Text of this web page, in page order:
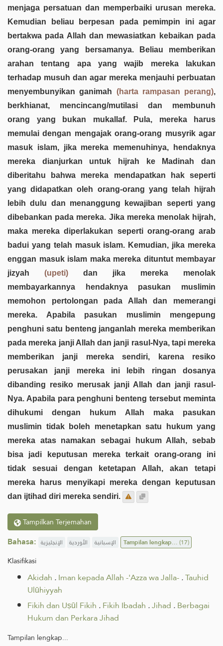
menjaga persatuan dan memperbaiki urusan mereka.
Kemudian beliau berpesan pada pemimpin ini agar
bertakwa pada Allah dan mewasiatkan kebaikan pada
orang-orang yang bersamanya. Beliau memberikan
arahan tentang apa yang wajib mereka lakukan
terhadap musuh dan agar mereka menjauhi perbuatan
menyembunyikan ganimah (harta rampasan perang),
berkhianat, mencincang/mutilasi dan membunuh
orang yang bukan mukallaf. Pula, mereka harus
memulai dengan mengajak orang-orang musyrik agar
masuk islam, jika mereka memenuhinya, hendaknya
mereka dianjurkan untuk hijrah ke Madinah dan
diberitahu bahwa mereka mendapatkan hak seperti
yang didapatkan oleh orang-orang yang telah hijrah
lebih dulu dan menanggung kewajiban seperti yang
dibebankan pada mereka. Jika mereka menolak hijrah,
maka mereka diperlakukan seperti orang-orang arab
badui yang telah masuk islam. Kemudian, jika mereka
enggan masuk islam maka mereka dituntut membayar
jizyah (upeti) dan jika mereka menolak
membayarkannya hendaknya pasukan muslimin
memohon pertolongan pada Allah dan memerangi
mereka. Apabila pasukan muslimin mengepung
penghuni satu benteng janganlah mereka memberikan
pada mereka janji Allah dan janji rasul-Nya, tapi mereka
memberikan janji mereka sendiri, karena resiko
perusakan janji mereka ini lebih ringan dosanya
dibanding resiko merusak janji Allah dan janji rasul-
Nya. Apabila para penghuni benteng tersebut meminta
dihukumi dengan hukum Allah maka pasukan
muslimin tidak boleh menetapkan satu hukum yang
mereka atas namakan sebagai hukum Allah, sebab
bisa jadi keputusan mereka terkait orang-orang ini
tidak sesuai dengan ketetapan Allah, akan tetapi
mereka harus menyikapi mereka dengan keputusan
dan ijtihad diri mereka sendiri.
Tampilkan Terjemahan
Bahasa: الإنجليزية الأوردية الإسبانية Tampilan lengkap...(17)
Klasifikasi
Akidah .Iman kepada Allah -'Azza wa Jalla-.Tauhid
Ulūhiyyah
Fikih dan Uṣūl Fikih .Fikih Ibadah .Jihad .Berbagai
Hukum dan Perkara Jihad
Tampilan lengkap...